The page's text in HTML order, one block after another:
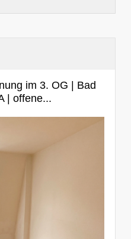
im 3. OG | Bad
| offene...